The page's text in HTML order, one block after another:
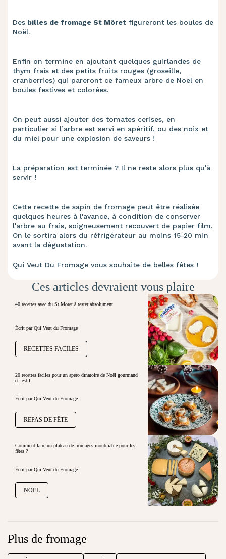
Des billes de fromage St Môret figureront les boules de
Noël.
Enfin on termine en ajoutant quelques guirlandes de
thym frais et des petits fruits rouges (groseille,
cranberries) qui pareront ce fameux arbre de Noël en
boules festives et colorées.
On peut aussi ajouter des tomates cerises, en
particulier si l’arbre est servi en apéritif, ou des noix et
du miel pour une explosion de saveurs !
La préparation est terminée ? Il ne reste alors plus qu'à
servir !
Cette recette de sapin de fromage peut être réalisée
quelques heures à l'avance, à condition de conserver
l'arbre au frais, soigneusement recouvert de papier film.
On le sortira alors du réfrigérateur au moins 15-20 min
avant la dégustation.
Qui Veut Du Fromage vous souhaite de belles fêtes !
Ces articles devraient vous plaire
40 recettes avec du St Môret à tester absolument
Écrit par Qui Veut du Fromage
RECETTES FACILES
20 recettes faciles pour un apéro dînatoire de Noël gourmand
et festif
Écrit par Qui Veut du Fromage
REPAS DE FÊTE
Comment faire un plateau de fromages inoubliable pour les
fêtes ?
Écrit par Qui Veut du Fromage
NOËL
Plus de fromage